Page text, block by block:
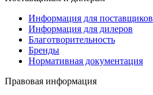
Информация для поставщиков
Информация для дилеров
Благотворительность
Бренды
Нормативная документация
Правовая информация